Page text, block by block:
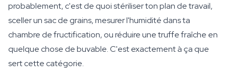
probablement, c'est de quoi stériliser ton plan de travail,
sceller un sac de grains, mesurer l'humidité dans ta
chambre de fructification, ou réduire une truffe fraîche en
quelque chose de buvable. C'est exactement à ça que
sert cette catégorie.